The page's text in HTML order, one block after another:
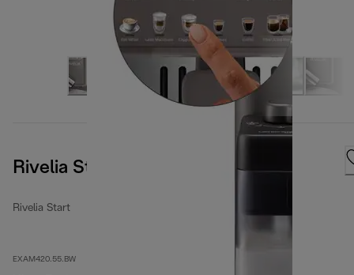
Rivelia Start Umber Brown
Rivelia Start
EXAM420.55.BW